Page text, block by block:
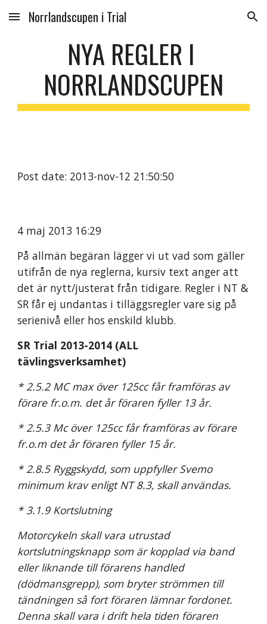
Skip to main content Skip to navigation
Norrlandscupen i Trial
NYA REGLER I
NORRLANDSCUPEN
Post date: 2013-nov-12 21:50:50
4 maj 2013 16:29
På allmän begäran lägger vi ut vad som gäller
utifrån de nya reglerna, kursiv text anger att
det är nytt/justerat från tidigare. Regler i NT &
SR får ej undantas i tilläggsregler vare sig på
serienivå eller hos enskild klubb.
SR Trial 2013-2014 (ALL
tävlingsverksamhet)
* 2.5.2 MC max över 125cc får framföras av
förare fr.o.m. det år föraren fyller 13 år.
* 2.5.3 Mc över 125cc får framföras av förare
fr.o.m det år föraren fyller 15 år.
* 2.8.5 Ryggskydd, som uppfyller Svemo
minimum krav enligt NT 8.3, skall användas.
* 3.1.9 Kortslutning
Motorcykeln skall vara utrustad
kortslutningsknapp som är kopplad via band
eller liknande till förarens handled
(dödmansgrepp), som bryter strömmen till
tändningen så fort föraren lämnar fordonet.
Denna skall vara i drift hela tiden föraren